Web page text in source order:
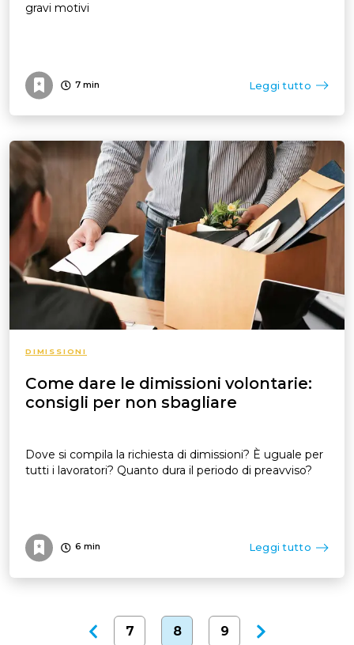
gravi motivi
7 min Leggi tutto
DIMISSIONI
Come dare le dimissioni volontarie:
consigli per non sbagliare
Dove si compila la richiesta di dimissioni? È uguale per
tutti i lavoratori? Quanto dura il periodo di preavviso?
6 min Leggi tutto
7 8 9